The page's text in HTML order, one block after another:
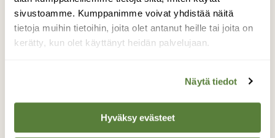
sivustoamme. Kumppanimme voivat yhdistää näitä
tietoja muihin tietoihin, joita olet antanut heille tai joita on
kerätty, kun olet käyttänyt heidän palvelujaan.
Näytä tiedot
Hyväksy evästeet
Valokuvaaja: Martti Valtonen, Niemi Lahti
10.3.2026